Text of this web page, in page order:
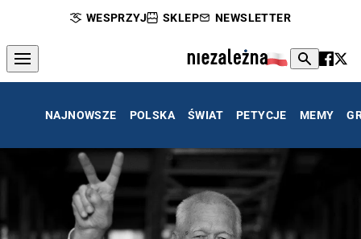
WESPRZYJ SKLEP NEWSLETTER
NAJNOWSZE POLSKA ŚWIAT PETYCJE MEMY